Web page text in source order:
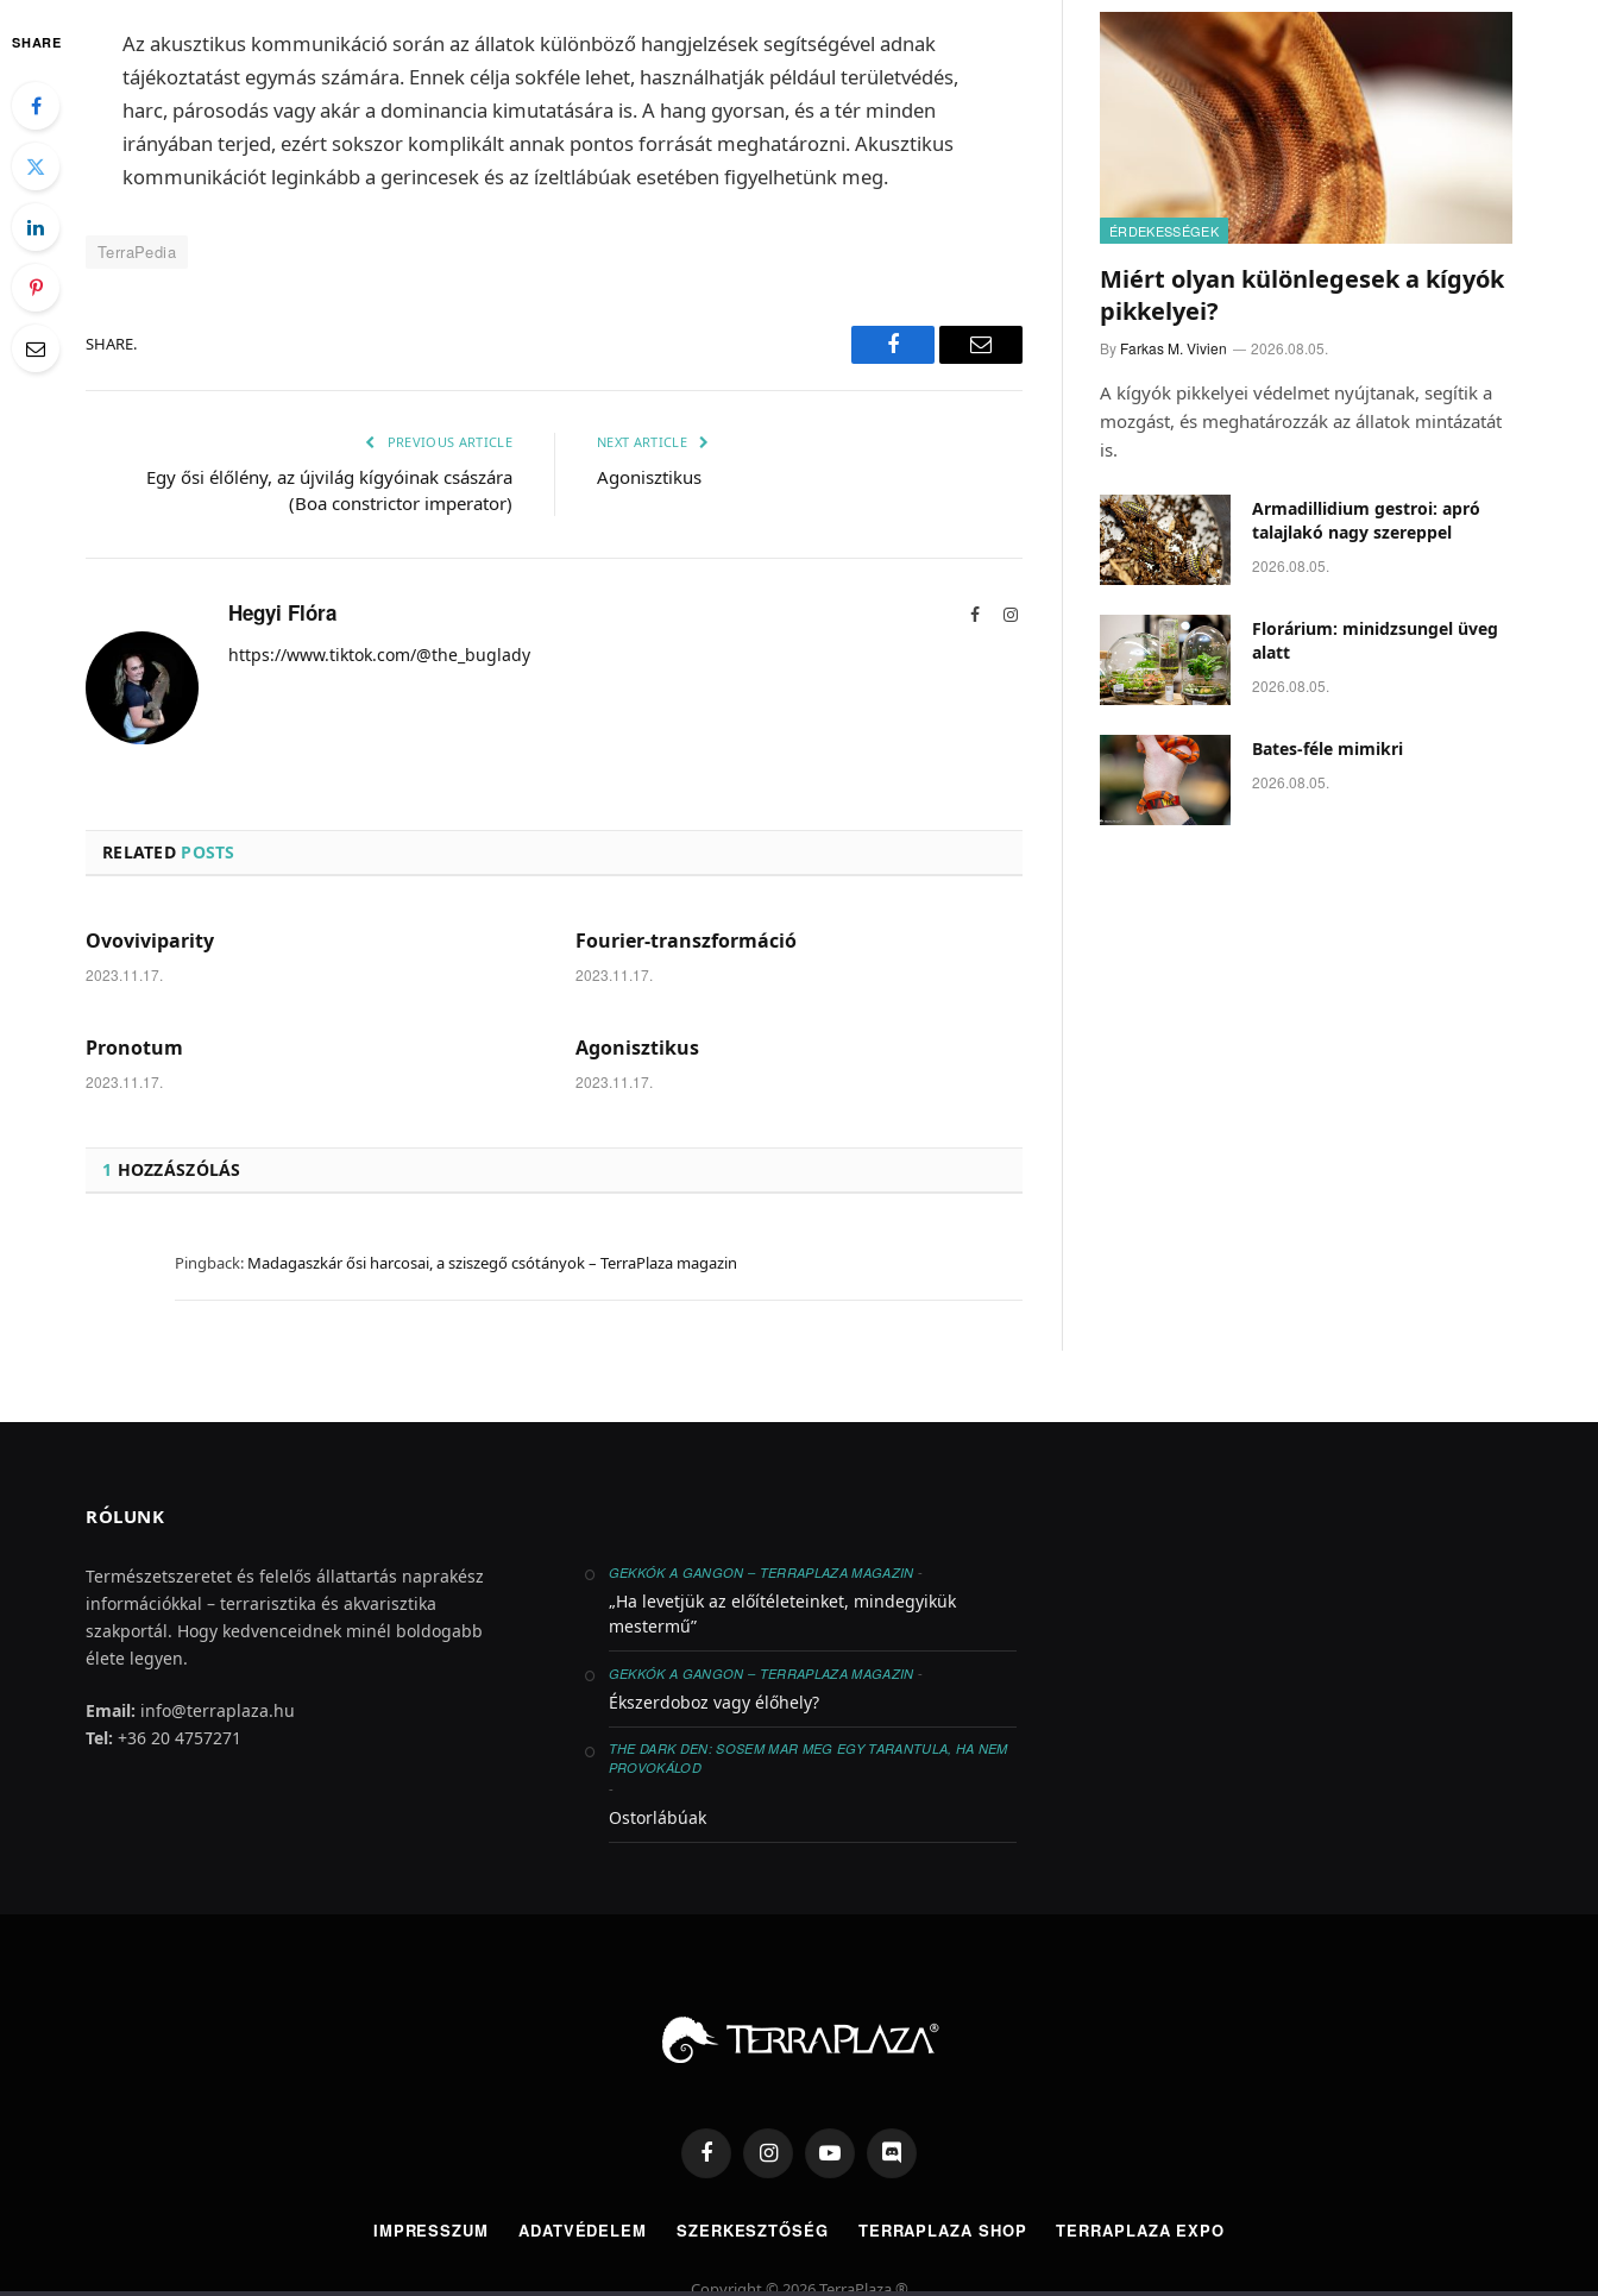
SHARE
Az akusztikus kommunikáció során az állatok különböző hangjelzések segítségével adnak
tájékoztatást egymás számára. Ennek célja sokféle lehet, használhatják például területvédés,
harc, párosodás vagy akár a dominancia kimutatására is. A hang gyorsan, és a tér minden
irányában terjed, ezért sokszor komplikált annak pontos forrását meghatározni. Akusztikus
kommunikációt leginkább a gerincesek és az ízeltlábúak esetében figyelhetünk meg.
TerraPedia
SHARE.
Facebook Email
PREVIOUS ARTICLE
Egy ősi élőlény, az újvilág kígyóinak császára
(Boa constrictor imperator)
NEXT ARTICLE
Agonisztikus
Hegyi Flóra FacebookInstagram
https://www.tiktok.com/@the_buglady
RELATED POSTS
Ovoviviparity
2023.11.17.
Fourier-transzformáció
2023.11.17.
Pronotum
2023.11.17.
Agonisztikus
2023.11.17.
1 HOZZÁSZÓLÁS
Pingback: Madagaszkár ősi harcosai, a sziszegő csótányok – TerraPlaza magazin
ÉRDEKESSÉGEK
Miért olyan különlegesek a kígyók
pikkelyei?
By Farkas M. Vivien 2026.08.05.
A kígyók pikkelyei védelmet nyújtanak, segítik a
mozgást, és meghatározzák az állatok mintázatát
is.
Armadillidium gestroi: apró
talajlakó nagy szereppel
2026.08.05.
Florárium: minidzsungel üveg
alatt
2026.08.05.
Bates-féle mimikri
2026.08.05.
RÓLUNK
Természetszeretet és felelős állattartás naprakész
információkkal – terrarisztika és akvarisztika
szakportál. Hogy kedvenceidnek minél boldogabb
élete legyen.
Email: info@terraplaza.hu
Tel: +36 20 4757271
GEKKÓK A GANGON – TERRAPLAZA MAGAZIN -
„Ha levetjük az előítéleteinket, mindegyikük
mestermű”
GEKKÓK A GANGON – TERRAPLAZA MAGAZIN -
Ékszerdoboz vagy élőhely?
THE DARK DEN: SOSEM MAR MEG EGY TARANTULA, HA NEM
PROVOKÁLOD
-
Ostorlábúak
FacebookInstagramYouTubeDiscord
IMPRESSZUM ADATVÉDELEM SZERKESZTŐSÉG TERRAPLAZA SHOP TERRAPLAZA EXPO
Copyright © 2026 TerraPlaza ®